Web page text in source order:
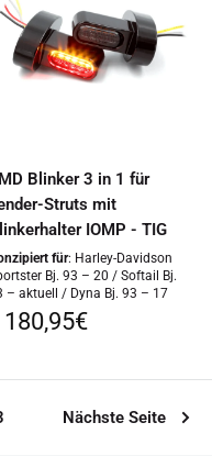
Blinker 3 in 1 für
Struts mit
IOMP - TIG
für: Harley-Davidson
Bj. 93 – 20 / Softail Bj.
– aktuell / Dyna Bj. 93 – 17
Sonderpreis
180,95€
Nächste Seite